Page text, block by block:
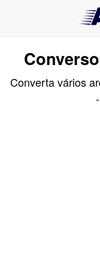
Converta vários